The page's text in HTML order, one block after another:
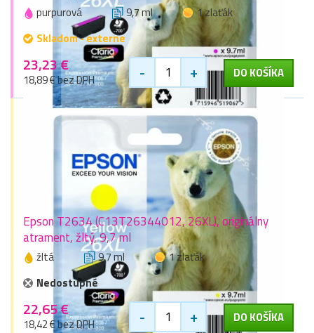
purpurová 9,7 ml
1 zlaťák
Skladom - externe
23,23 €
18,89 € bez DPH - + DO KOŠÍKA
Epson T2634 (C13T26344012, 26XL), originálny
atrament, žltý, 9,7 ml
žltá 9,7 ml
1 zlaťák
Nedostupné
22,65 €
18,42 € bez DPH - + DO KOŠÍKA